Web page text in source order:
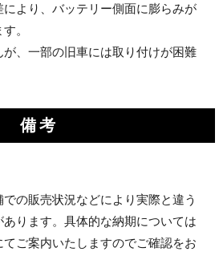
より、バッテリー側面に膨らみが
。
、一部の旧車には取り付けが困難
備考
の販売状況などにより実際と違う
ります。具体的な納期については
ご案内いたしますのでご確認をお